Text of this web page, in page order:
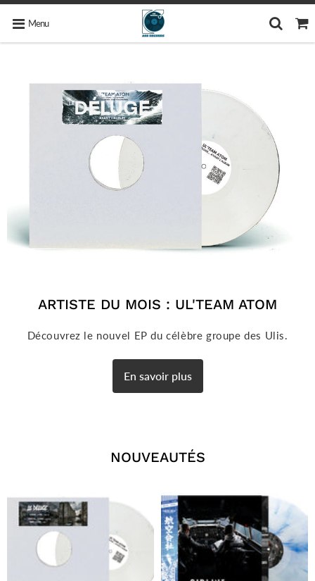
Menu
ARTISTE DU MOIS : UL'TEAM ATOM
Découvrez le nouvel EP du célèbre groupe des Ulis.
En savoir plus
NOUVEAUTÉS